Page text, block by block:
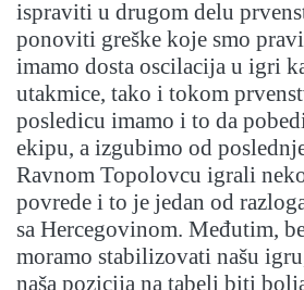
ispraviti u drugom delu
ponoviti greške koje smo
imamo dosta oscilacija u igri
utakmice, tako i tokom
posledicu imamo i to da
ekipu, a izgubimo od
Ravnom Topolovcu igrali
povrede i to je jedan od
sa Hercegovinom. Međutim,
moramo stabilizovati našu
naša pozicija na tabeli biti